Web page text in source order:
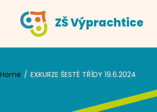
content
ZŠ Výprachtice
Home EXKURZE ŠESTÉ TŘÍDY 19.6.2024